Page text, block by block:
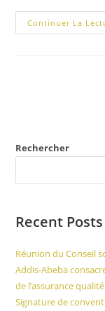
Continuer La
Rechercher
Recent Posts
Réunion du Conseil
Addis-Abeba
de l’assurance
Signature de